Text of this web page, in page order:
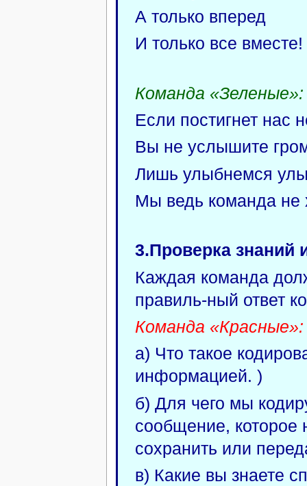
А только вперед
И только все вместе!
Команда «Зеленые»:
Если постигнет нас
Вы не услышите
Лишь улыбнемся
Мы ведь команда не
3.Проверка знаний
Каждая команда
правиль-ный ответ
Команда «Красные»:
а) Что такое
информацией. )
б) Для чего мы
сообщение,
сохранить или
в) Какие вы знаете